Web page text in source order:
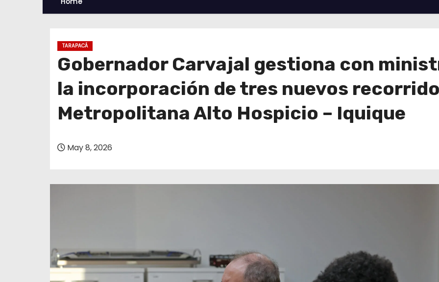
TARAPACÁ
Gobernador Carvajal gestiona con
la incorporación de tres nuevos
Metropolitana Alto Hospicio – Iquique
May 8, 2026